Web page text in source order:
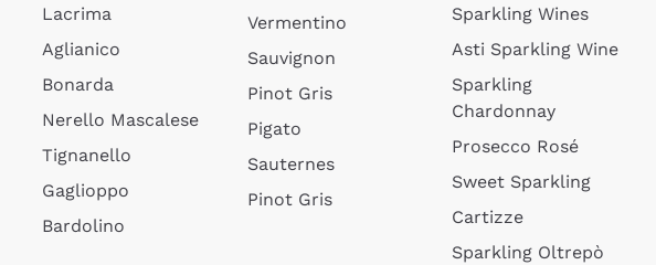
Lacrima
Aglianico
Bonarda
Nerello Mascalese
Tignanello
Gaglioppo
Bardolino
Vermentino
Sauvignon
Pinot Gris
Pigato
Sauternes
Pinot Gris
Sparkling Wines
Asti Sparkling Wine
Sparkling
Chardonnay
Prosecco Rosé
Sweet Sparkling
Cartizze
Sparkling Oltrepò